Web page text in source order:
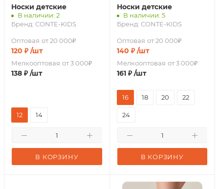
Носки детские
В наличии: 2
Бренд: CONTE-KIDS
Оптовая от 20 000₽
120 ₽ /шт
Мелкооптовая от 3 000₽
138 ₽ /шт
В КОРЗИНУ
12 14
Носки детские
В наличии: 5
Бренд: CONTE-KIDS
Оптовая от 20 000₽
140 ₽ /шт
Мелкооптовая от 3 000₽
161₽ /шт
В КОРЗИНУ
16 18 20 22
24